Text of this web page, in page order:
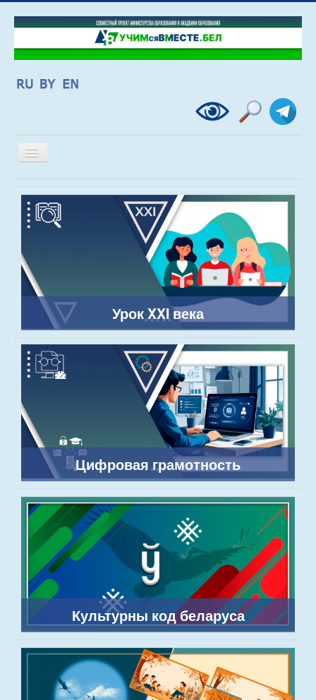
Включить/
выключить
Урок XXI века
Цифровая грамотность
Культурны код беларуса